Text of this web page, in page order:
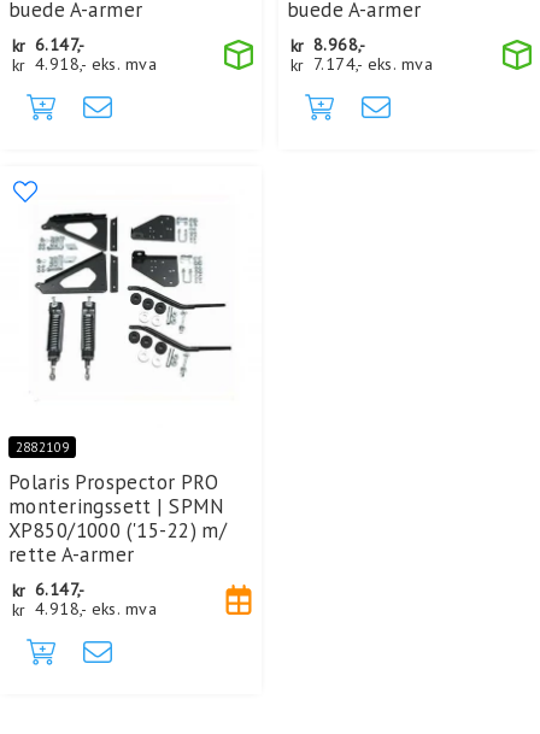
buede A-armer
kr 6.147,-
kr 4.918,- eks. mva
buede A-armer
kr 8.968,-
kr 7.174,- eks. mva
2882109
Polaris Prospector PRO
monteringssett | SPMN
XP850/1000 ('15-22) m/
rette A-armer
kr 6.147,-
kr 4.918,- eks. mva